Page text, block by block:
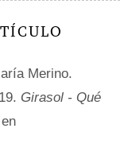
Merino.
Girasol - Qué